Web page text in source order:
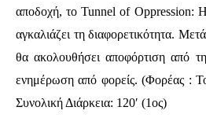
αποδοχή, το Tunnel of Oppression:
αγκαλιάζει τη διαφορετικότητα.
θα ακολουθήσει αποφόρτιση από
ενημέρωση από φορείς. (Φορέας :
Συνολική Διάρκεια: 120′ (1ος)